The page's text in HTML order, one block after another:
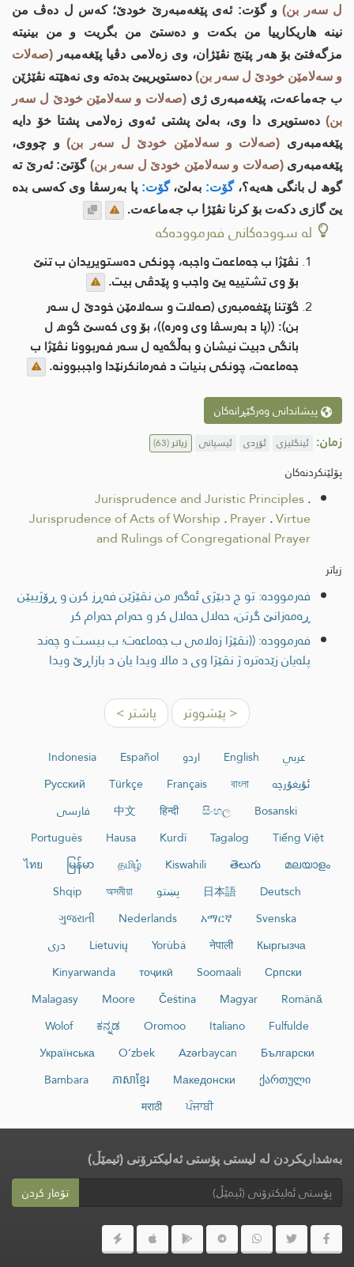
ل سه‌ر بن)و گۆت: ئه‌ی پێغه‌مبه‌رێ خودێ؛ كه‌س ل ده‌ڤ من
نینه‌ هاریكارییا من بكه‌ت و ده‌ستێ من بگریت و من بینیته‌
مزگه‌فتێ بۆ هه‌ر پێنج نڤێژان، وی زه‌لامی دڤیا پێغه‌مبه‌ر (صه‌لات
و سه‌لامێن خودێ ل سه‌ر بن) ده‌ستویرییێ بده‌ته وی نه‌هێته‌ نڤێژێن
ب جه‌ماعه‌ت، پێغه‌مبه‌ری ژی(صه‌لات و سه‌لامێن خودێ ل سه‌ر
بن) ده‌ستویری دا وی، به‌لێ پشتی ئه‌وی زه‌لامی پشتا خۆ دایه‌
پێغه‌مبه‌ری (صه‌لات و سه‌لامێن خودێ ل سه‌ر بن)و چووی،
پێغه‌مبه‌ری(صه‌لات و سه‌لامێن خودێ ل سه‌ر بن) گۆتێ: ئه‌رێ ته‌
گوھ ل بانگی هه‌یه‌؟، گۆت: به‌لێ، گۆت: پا به‌رسڤا وی كه‌سی بده‌
یێ گازی دكه‌ت بۆ كرنا نڤێژا ب جه‌ماعه‌ت.
لە سوودەکانی فەرموودەکە
نڤێژا ب جه‌ماعه‌ت واجبه‌، چونكی ده‌ستویریدان ب تنێ
بۆ وی تشتییه‌ یێ واجب و پێدڤی بیت.
گۆتنا پێغه‌مبه‌ری (صه‌لات و سه‌لامێن خودێ ل سه‌ر
بن): ((پا د به‌رسڤا وى وه‌ره‌))، بۆ وی كه‌سێ گوھ ل
بانگی دبیت نیشان و به‌ڵگه‌یه‌ ل سه‌ر فه‌ربوونا نڤێژا ب
جه‌ماعه‌ت، چونكی بنیات د فه‌رمانكرنێدا واجببوونه‌.
پیشاندانی وەرگێڕانەکان
زمان: ئینگلیزی ئۆردی ئیسپانی زیاتر(63)
پۆلێنکردنەکان
Jurisprudence and Juristic Principles.
Jurisprudence of Acts of Worship .Prayer.Virtue
and Rulings of Congregational Prayer
زیاتر
فەرموودە: تو چ دبێژی ئەگەر من نڤێژێن فەڕز کرن و ڕۆژییێن
ڕەمەزانێ گرتن، حەلال حەلال کر و حەرام حەرام کر
فەرموودە: ((نڤێژا زه‌لامی ب جه‌ماعه‌ت؛ ب بیست و چه‌ند
پله‌یان زێده‌تره‌ ژ نڤێژا وی د مالا ویدا یان د بازاڕێ ویدا
< پێشووتر پاشتر >
عربي English اردو Español
Indonesia
ئۇيغۇرچە
বাংলা
Français
Türkçe
Русский
Bosanski
සිංහල
हिन्दी
中文
فارسی
Tiếng Việt
Tagalog
Kurdî
Hausa
Português
മലയാളം
తెలుగు
Kiswahili
தமிழ்
မြန်မာ
ไทย
Deutsch
日本語 پښتو অসমীয়া
Shqip
Svenska
አማርኛ
Nederlands
ગુજરાતી
Кыргызча
नेपाली
Yorùbá
Lietuvių
دری
Српски
Soomaali
тоҷикӣ
Kinyarwanda
Română
Magyar
Čeština
Moore
Malagasy
Fulfulde
Italiano
Oromoo
ಕನ್ನಡ
Wolof
Български
Azərbaycan
O‘zbek
Українська
ქართული
Македонски
ភាសាខ្មែរ
Bambara
ਪੰਜਾਬੀ
मराठी
بەشداریکردن لە لیستی پۆستی ئەلیکترۆنی (ئیمێڵ)
تۆمار کردن